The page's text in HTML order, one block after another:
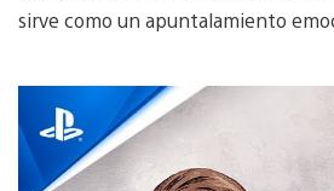
sirve como un apuntalamiento